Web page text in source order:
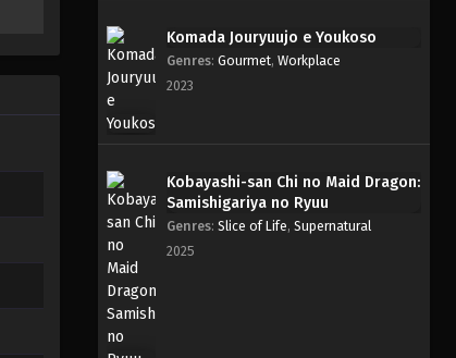
Komada Jouryuujo e Youkoso
Genres: Gourmet, Workplace
2023
Kobayashi-san Chi no Maid Dragon:
Samishigariya no Ryuu
Genres: Slice of Life, Supernatural
2025